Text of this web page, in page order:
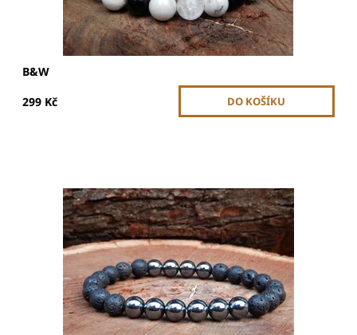
B&W
299 Kč
Velikost korálků je 8 mm a celková velikost náramku je 20 -
21 cm. Korálky jsou navlečeny na dvojité gumičce.
Náramek je pružný, díky gumičce má univerzální pánskou
velikost.
Dostupnost:
Skladem